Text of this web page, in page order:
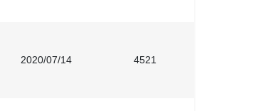
2020/07/14 4521